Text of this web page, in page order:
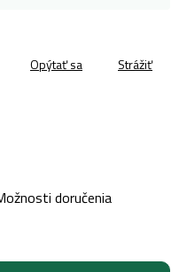
doručenia
Opýtať sa Strážiť